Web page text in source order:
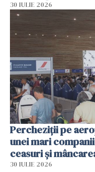
30 IULIE 2026
Percheziții pe
unei mari
ceasuri și
30 IULIE 2026